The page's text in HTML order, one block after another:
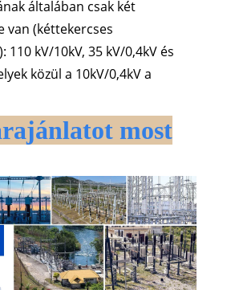
általában csak két
van (kéttekercses
kV/10kV, 35 kV/0,4kV és
közül a 10kV/0,4kV a
most